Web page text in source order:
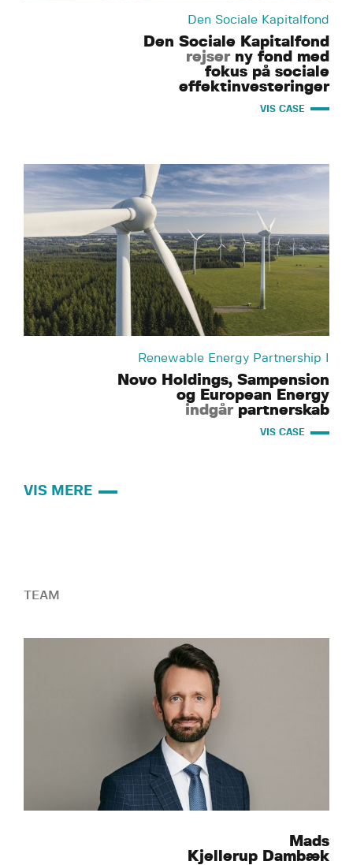
Den Sociale Kapitalfond
Den Sociale Kapitalfond
rejserny fond med
fokus på sociale
effektinvesteringer
VIS CASE
Renewable Energy Partnership I
Novo Holdings, Sampension
og European Energy
indgårpartnerskab
VIS CASE
VIS MERE
TEAM
Mads
Kjellerup Dambæk